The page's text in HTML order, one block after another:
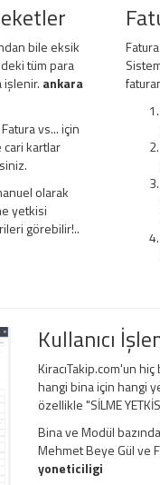
bile eksik
tüm para
işlenir. ankara
vs... için
cari kartlar
olarak
yetkisi
görebilir!..
Kullanıcı
KiracıTakip.com'un
hangi bina için hangi
özellikle "SİLME
Bina ve Modül
Mehmet Beye Gül ve
yoneticiligi